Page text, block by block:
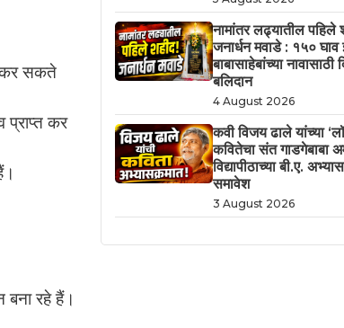
कर सकते
प्राप्त कर
रहे हैं।
नामांतर लढ्यातील पहिले
जनार्धन मवाडे : १५०
बाबासाहेबांच्या नावासाठी
बलिदान
4 August 2026
कवी विजय ढाले यांच्या
कवितेचा संत गाडगेबाबा
विद्यापीठाच्या बी.ए.
समावेश
3 August 2026